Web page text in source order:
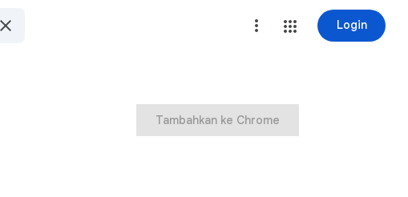
Login
Tambahkan ke Chrome